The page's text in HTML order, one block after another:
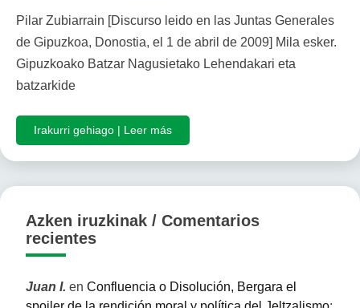
Pilar Zubiarrain [Discurso leido en las Juntas Generales
de Gipuzkoa, Donostia, el 1 de abril de 2009] Mila esker.
Gipuzkoako Batzar Nagusietako Lehendakari eta
batzarkide
Irakurri gehiago | Leer más
Azken iruzkinak / Comentarios
recientes
Juan I. en Confluencia o Disolución, Bergara el